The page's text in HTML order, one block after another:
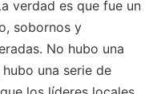
verdad es que fue un
sobornos y
No hubo una
una serie de